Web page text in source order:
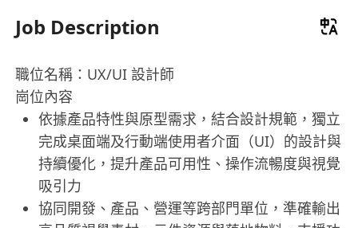
Job Description
職位名稱：UX/UI 設計師
崗位內容
依據產品特性與原型需求，結合設計規範，獨立
完成桌面端及行動端使用者介面（UI）的設計與
持續優化，提升產品可用性、操作流暢度與視覺
吸引力
協同開發、產品、營運等跨部門單位，準確輸出